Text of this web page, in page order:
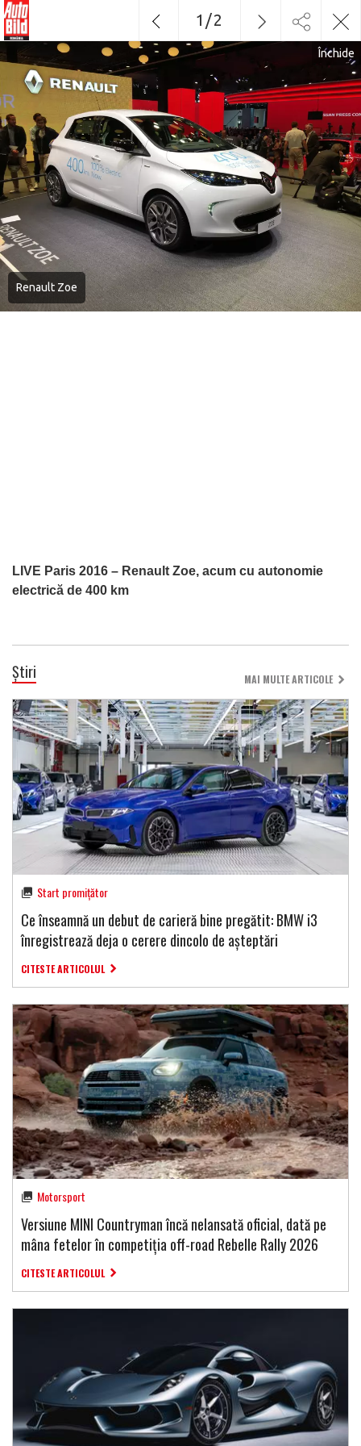
Renault Zoe
LIVE Paris 2016 – Renault Zoe, acum cu autonomie
electrică de 400 km
Închide
1 /2
Știri MAI MULTE ARTICOLE
Start promițător
Ce înseamnă un debut de carieră bine pregătit: BMW i3
înregistrează deja o cerere dincolo de așteptări
CITESTE ARTICOLUL
Motorsport
Versiune MINI Countryman încă nelansată oficial, dată pe
mâna fetelor în competiția off-road Rebelle Rally 2026
CITESTE ARTICOLUL